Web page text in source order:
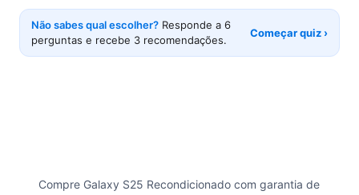
Não sabes qual escolher? Responde a 6
perguntas e recebe 3 recomendações.
Começar quiz ›
Compre Galaxy S25 Recondicionado com garantia de